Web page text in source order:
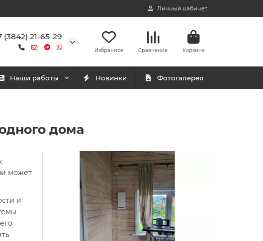
Личный кабинет
(3842) 21-65-29
Избранное Сравнение Корзина
Наши работы Новинки Фотогалерея
дома
может
и